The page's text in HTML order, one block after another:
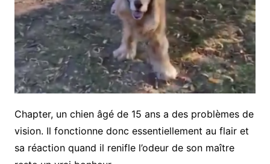
Chapter, un chien âgé de 15 ans a des problèmes de
vision. Il fonctionne donc essentiellement au flair et
sa réaction quand il renifle l’odeur de son maître